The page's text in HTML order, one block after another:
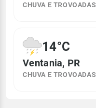
CHUVA E TROVOADAS
14°C
Ventania, PR
CHUVA E TROVOADAS